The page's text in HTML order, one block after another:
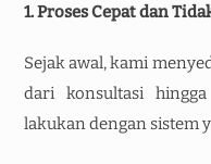
1. Proses Cepat dan
Sejak awal, kami
dari konsultasi
lakukan dengan sistem